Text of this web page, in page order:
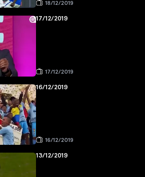
18/12/2019
17/12/2019
17/12/2019
16/12/2019
16/12/2019
13/12/2019